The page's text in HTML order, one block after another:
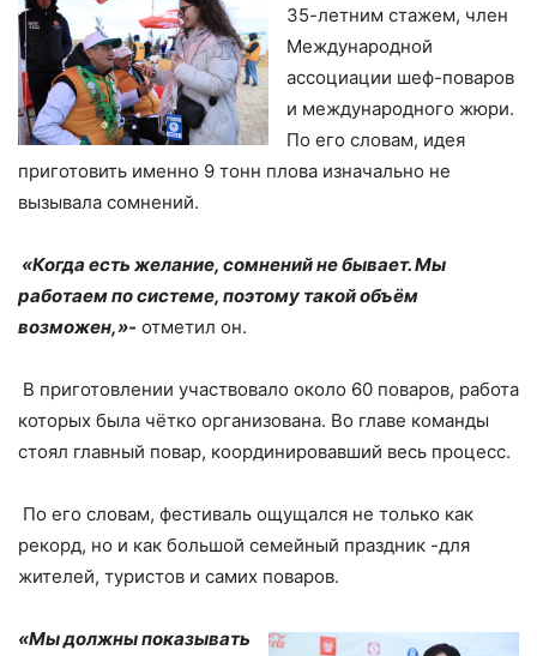
35-летним стажем, член
Международной
ассоциации шеф-поваров
и международного жюри.
По его словам, идея
приготовить именно 9 тонн плова изначально не
вызывала сомнений.
«Когда есть желание, сомнений не бывает. Мы
работаем по системе, поэтому такой объём
возможен,»- отметил он.
В приготовлении участвовало около 60 поваров, работа
которых была чётко организована. Во главе команды
стоял главный повар, координировавший весь процесс.
По его словам, фестиваль ощущался не только как
рекорд, но и как большой семейный праздник -для
жителей, туристов и самих поваров.
«Мы должны показывать